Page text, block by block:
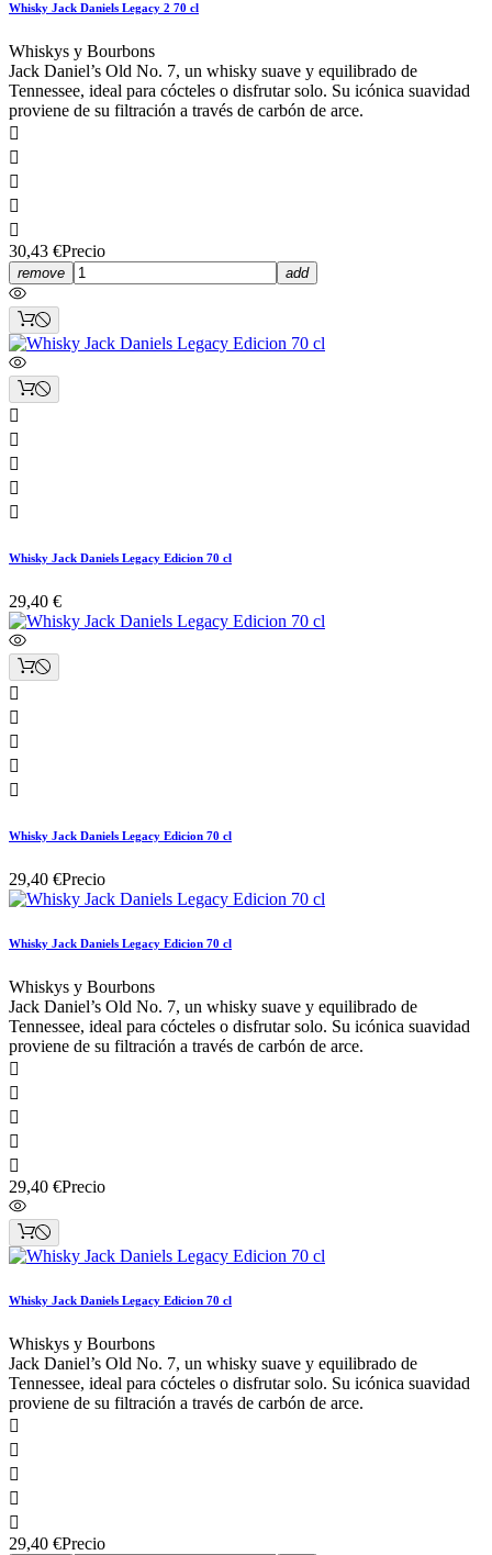
Whisky Jack Daniels Legacy 2 70 cl
Whiskys y Bourbons
Jack Daniel’s Old No. 7, un whisky suave y equilibrado de
Tennessee, ideal para cócteles o disfrutar solo. Su icónica suavidad
proviene de su filtración a través de carbón de arce.





30,43 €Precio
remove add





Whisky Jack Daniels Legacy Edicion 70 cl
29,40 €





Whisky Jack Daniels Legacy Edicion 70 cl
29,40 €Precio
Whisky Jack Daniels Legacy Edicion 70 cl
Whiskys y Bourbons
Jack Daniel’s Old No. 7, un whisky suave y equilibrado de
Tennessee, ideal para cócteles o disfrutar solo. Su icónica suavidad
proviene de su filtración a través de carbón de arce.





29,40 €Precio
Whisky Jack Daniels Legacy Edicion 70 cl
Whiskys y Bourbons
Jack Daniel’s Old No. 7, un whisky suave y equilibrado de
Tennessee, ideal para cócteles o disfrutar solo. Su icónica suavidad
proviene de su filtración a través de carbón de arce.





29,40 €Precio